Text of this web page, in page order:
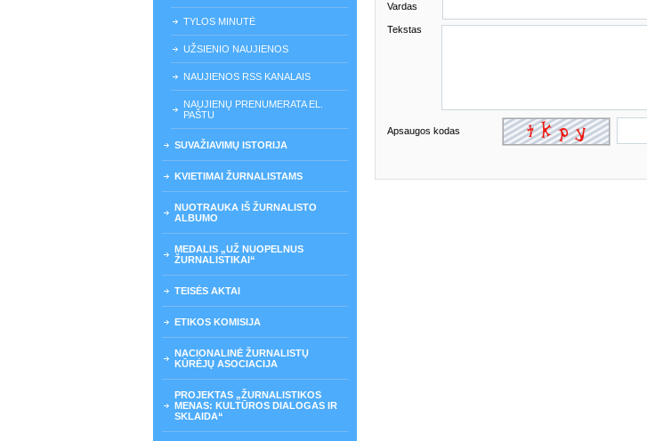
TYLOS MINUTĖ
UŽSIENIO NAUJIENOS
NAUJIENOS RSS KANALAIS
NAUJIENŲ PRENUMERATA EL.
PAŠTU
SUVAŽIAVIMŲ ISTORIJA
KVIETIMAI ŽURNALISTAMS
NUOTRAUKA IŠ ŽURNALISTO
ALBUMO
MEDALIS „UŽ NUOPELNUS
ŽURNALISTIKAI“
TEISĖS AKTAI
ETIKOS KOMISIJA
NACIONALINĖ ŽURNALISTŲ
KŪRĖJŲ ASOCIACIJA
PROJEKTAS „ŽURNALISTIKOS
MENAS: KULTŪROS DIALOGAS IR
SKLAIDA“
Vardas
Tekstas
Apsaugos kodas